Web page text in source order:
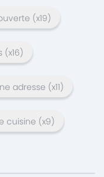
(x19)
(x16)
adresse (x11)
cuisine (x9)